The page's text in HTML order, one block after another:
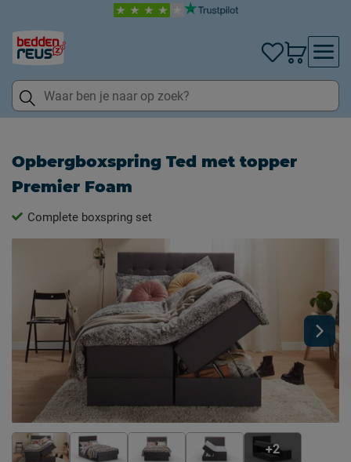
Opbergboxspring Ted met topper
Premier Foam
Complete boxspring set
+2